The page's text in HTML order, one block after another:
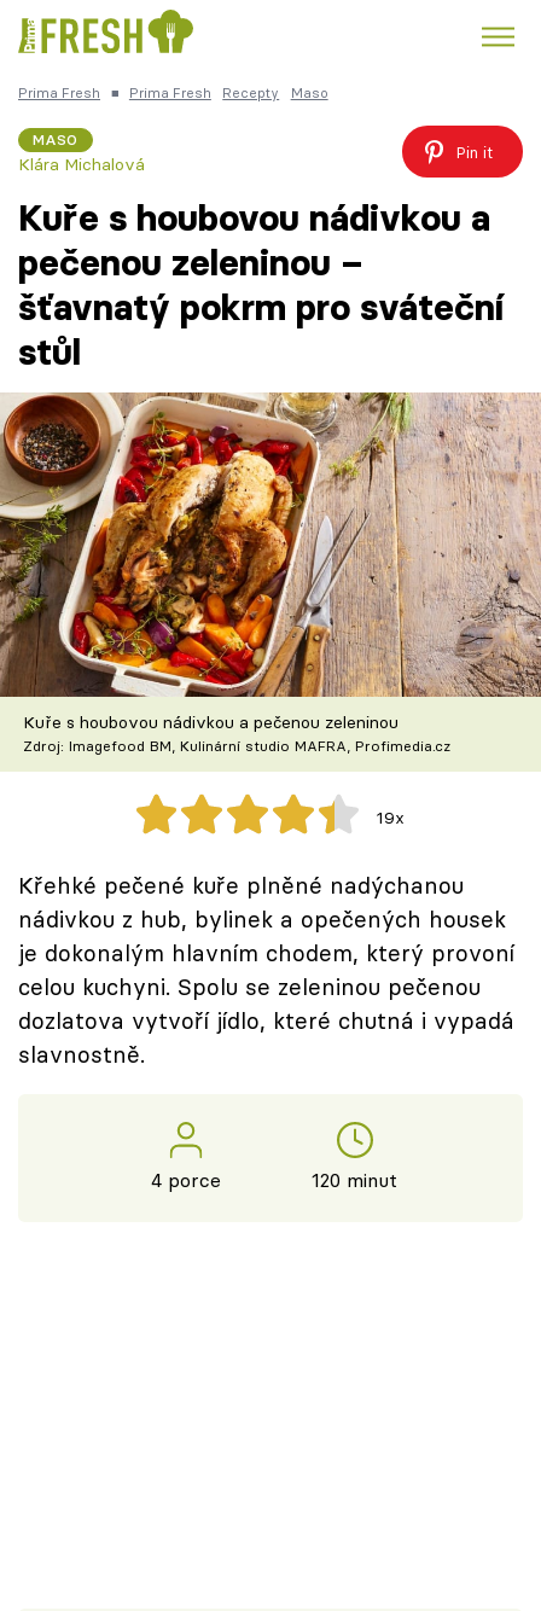
Česká kuchyně
Témata
Články
TV Program
Škola vaření
Recepty z TV
Speciál: Cuketa
Těhotnej kuchař
Sledujte prima+
Přihlášení
Sledujte nás
Prima Fresh ■ Prima Fresh Recepty Maso
MASO
Klára Michalová
Pin it
Kuře s houbovou nádivkou a
pečenou zeleninou –
šťavnatý pokrm pro sváteční
stůl
Kuře s houbovou nádivkou a pečenou zeleninou
Zdroj: Imagefood BM, Kulinární studio MAFRA, Profimedia.cz
19x
Křehké pečené kuře plněné nadýchanou
nádivkou z hub, bylinek a opečených housek
je dokonalým hlavním chodem, který provoní
celou kuchyni. Spolu se zeleninou pečenou
dozlatova vytvoří jídlo, které chutná i vypadá
slavnostně.
4 porce 120 minut